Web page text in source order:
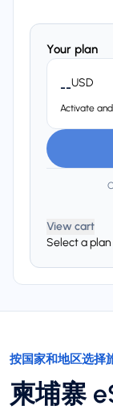
Your plan
--USD
Activate
View cart
Select a
按国家和地区选择
柬埔寨